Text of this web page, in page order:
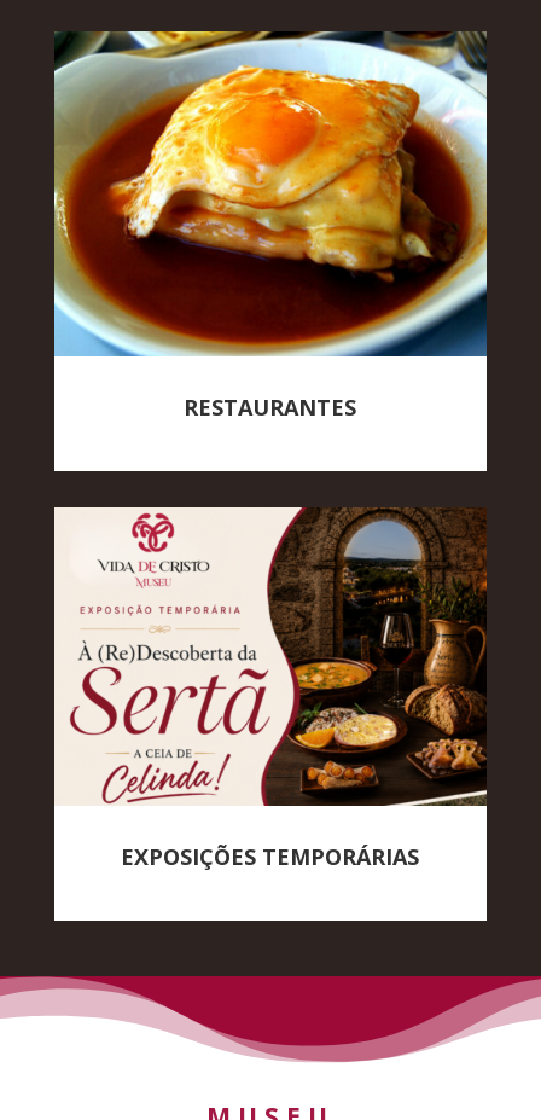
RESTAURANTES
EXPOSIÇÕES TEMPORÁRIAS